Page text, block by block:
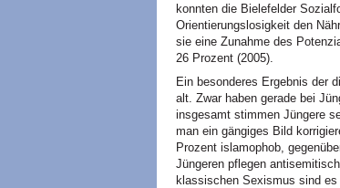
konnten die Bielefelder
Orientierungslosigkeit den
sie eine Zunahme des
26 Prozent (2005).
Ein besonderes Ergebnis der
alt. Zwar haben gerade bei
insgesamt stimmen Jüngere
man ein gängiges Bild
Prozent islamophob,
Jüngeren pflegen
klassischen Sexismus sind